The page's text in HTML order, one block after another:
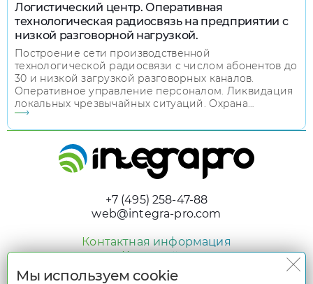
Логистический центр. Оперативная
технологическая радиосвязь на предприятии с
низкой разговорной нагрузкой.
Построение сети производственной
технологической радиосвязи с числом абонентов до
30 и низкой загрузкой разговорных каналов.
Оперативное управление персоналом. Ликвидация
локальных чрезвычайных ситуаций. Охрана
предприятия. Наблюдение за местоположением
персонала и историей его перемещения. Передача
+7 (495) 258-47-88
web@integra-pro.com
Контактная информация
Карта сайта
Мы используем cookie